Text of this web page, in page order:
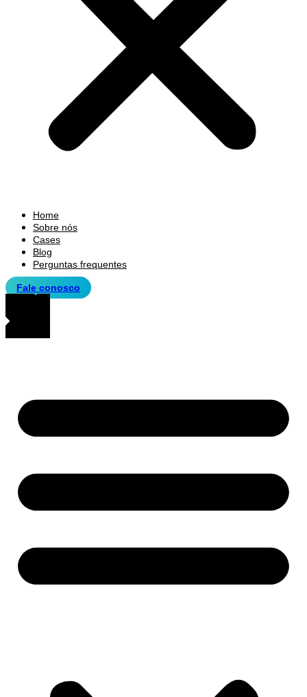
Home
Sobre nós
Cases
Blog
Perguntas frequentes
Fale conosco